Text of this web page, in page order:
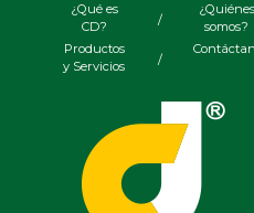
¿Qué es
CD?
/
¿Quiénes
/